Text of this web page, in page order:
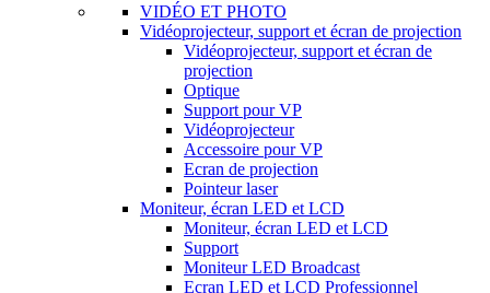
VIDÉO ET PHOTO
Vidéoprojecteur, support et écran de projection
Vidéoprojecteur, support et écran de
projection
Optique
Support pour VP
Vidéoprojecteur
Accessoire pour VP
Ecran de projection
Pointeur laser
Moniteur, écran LED et LCD
Moniteur, écran LED et LCD
Support
Moniteur LED Broadcast
Ecran LED et LCD Professionnel